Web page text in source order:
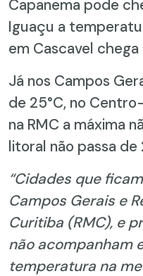
Capanema pode
Iguaçu a
em Cascavel chega
Já nos Campos
de 25°C, no
na RMC a máxima
litoral não passa de
“Cidades que
Campos Gerais e
Curitiba (RMC), e
não acompanham
temperatura na